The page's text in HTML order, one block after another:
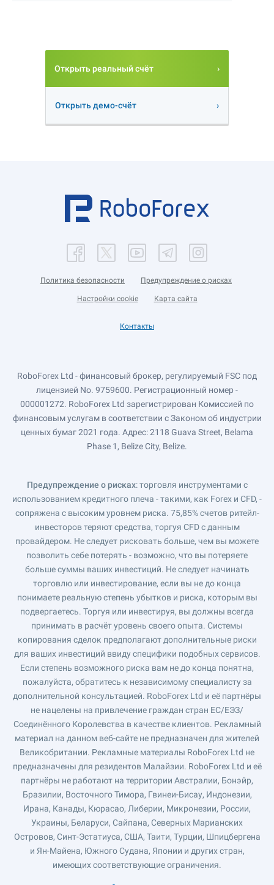
Открыть реальный счёт
Открыть демо-счёт
Политика безопасности Предупреждение о рисках
Настройки cookie Карта сайта
Контакты
RoboForex Ltd - финансовый брокер, регулируемый FSC под
лицензией No. 9759600. Регистрационный номер -
000001272. RoboForex Ltd зарегистрирован Комиссией по
финансовым услугам в соответствии с Законом об индустрии
ценных бумаг 2021 года. Адрес: 2118 Guava Street, Belama
Phase 1, Belize City, Belize.
Предупреждение о рисках: торговля инструментами с
использованием кредитного плеча - такими, как Forex и CFD, -
сопряжена с высоким уровнем риска. 75,85% счетов ритейл-
инвесторов теряют средства, торгуя CFD с данным
провайдером. Не следует рисковать больше, чем вы можете
позволить себе потерять - возможно, что вы потеряете
больше суммы ваших инвестиций. Не следует начинать
торговлю или инвестирование, если вы не до конца
понимаете реальную степень убытков и риска, которым вы
подвергаетесь. Торгуя или инвестируя, вы должны всегда
принимать в расчёт уровень своего опыта. Системы
копирования сделок предполагают дополнительные риски
для ваших инвестиций ввиду специфики подобных сервисов.
Если степень возможного риска вам не до конца понятна,
пожалуйста, обратитесь к независимому специалисту за
дополнительной консультацией. RoboForex Ltd и её партнёры
не нацелены на привлечение граждан стран ЕС/ЕЭЗ/
Соединённого Королевства в качестве клиентов. Рекламный
материал на данном веб-сайте не предназначен для жителей
Великобритании. Рекламные материалы RoboForex Ltd не
предназначены для резидентов Малайзии. RoboForex Ltd и её
партнёры не работают на территории Австралии, Бонэйр,
Бразилии, Восточного Тимора, Гвинеи-Бисау, Индонезии,
Ирана, Канады, Кюрасао, Либерии, Микронезии, России,
Украины, Беларуси, Сайпана, Северных Марианских
Островов, Синт-Эстатиуса, США, Таити, Турции, Шпицбергена
и Ян-Майена, Южного Судана, Японии и других стран,
имеющих соответствующие ограничения.